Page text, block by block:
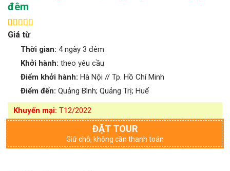
đêm
4.86 trên 5
7
đánh giá
Giá từ
Thời gian: 4 ngày 3 đêm
Khởi hành: theo yêu cầu
Điểm khởi hành: Hà Nội // Tp. Hồ Chí Minh
Điểm đến: Quảng Bình; Quảng Trị; Huế
Khuyến mại: T12/2022
ĐẶT TOUR
Giữ chỗ, không cần thanh toán